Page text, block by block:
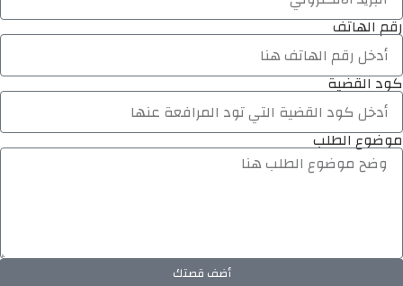
رقم الهاتف
كود القضية
موضوع الطلب
أضف قصتك